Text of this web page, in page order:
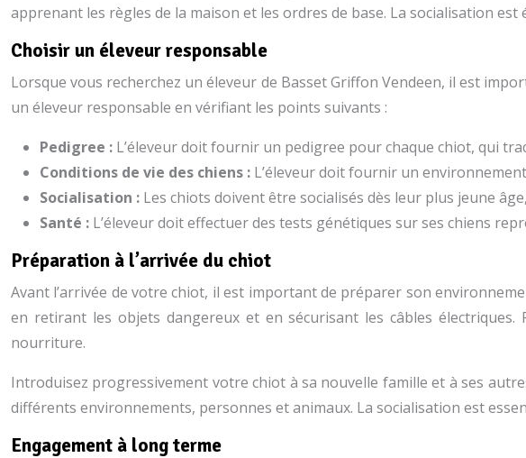
apprenant les règles de la maison et les ordres de base. La socialisation
Choisir un éleveur responsable
Lorsque vous recherchez un éleveur de Basset Griffon Vendeen, il est
un éleveur responsable en vérifiant les points suivants :
Pedigree : L’éleveur doit fournir un pedigree pour chaque chiot, qui
Conditions de vie des chiens : L’éleveur doit fournir un
Socialisation : Les chiots doivent être socialisés dès leur plus jeune
Santé : L’éleveur doit effectuer des tests génétiques sur ses chiens
Préparation à l’arrivée du chiot
Avant l’arrivée de votre chiot, il est important de préparer son
en retirant les objets dangereux et en sécurisant les câbles
nourriture.
Introduisez progressivement votre chiot à sa nouvelle famille et à ses
différents environnements, personnes et animaux. La socialisation est
Engagement à long terme